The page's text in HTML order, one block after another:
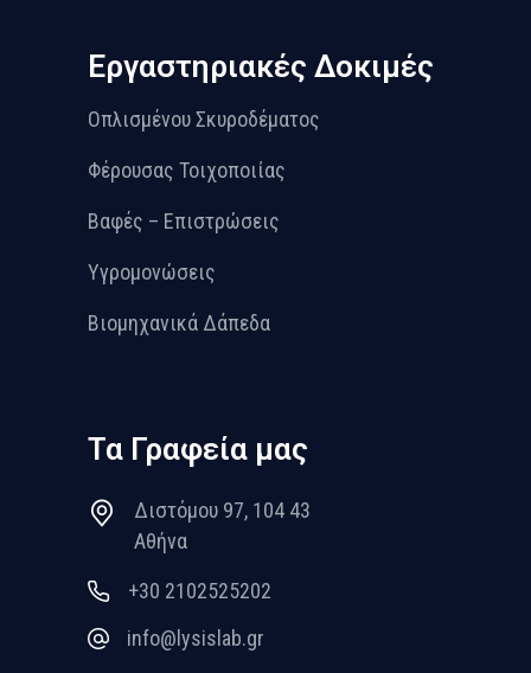
Εργαστηριακές Δοκιμές
Οπλισμένου Σκυροδέματος
Φέρουσας Τοιχοποιίας
Βαφές – Επιστρώσεις
Υγρομονώσεις
Βιομηχανικά Δάπεδα
Τα Γραφεία μας
Διστόμου 97, 104 43
Αθήνα
+30 2102525202
info@lysislab.gr